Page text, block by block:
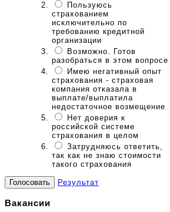
Пользуюсь
страхованием
исключительно по
требованию кредитной
организации
Возможно. Готов
разобраться в этом вопросе
Имею негативный опыт
страхования - страховая
компания отказала в
выплате/выплатила
недостаточное возмещение
Нет доверия к
российской системе
страхования в целом
Затрудняюсь ответить,
так как не знаю стоимости
такого страхования
Результат
Вакансии